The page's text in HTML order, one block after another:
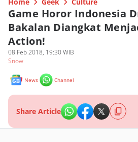
Game Horor Indonesia
Bakalan Diangkat
Action!
08 Feb 2018, 19:30 WIB
Snow
News Channel
Share Article